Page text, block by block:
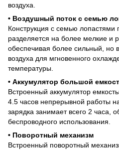
воздуха.
• Воздушный поток с семью
Конструкция с семью лопастями
разделяется на более мелкие и
обеспечивая более сильный, но
воздуха для мгновенного
температуры.
• Аккумулятор большой
Встроенный аккумулятор
4.5 часов непрерывной работы
зарядка занимает всего 2 часа,
беспроводного использования.
• Поворотный механизм
Встроенный поворотный